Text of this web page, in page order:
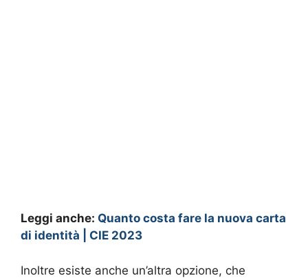
Leggi anche: Quanto costa fare la nuova carta
di identità | CIE 2023
Inoltre esiste anche un’altra opzione, che